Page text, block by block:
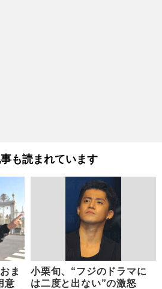
も読まれています
ま
意
小栗旬、“フジのドラマに
は二度と出ない”の激怒